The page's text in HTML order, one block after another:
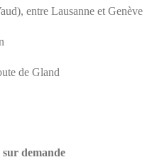
entre Lausanne et Genève
de Gland
demande